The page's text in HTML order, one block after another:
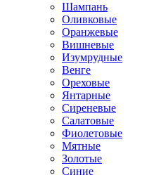
Шампань
Оливковые
Оранжевые
Вишневые
Изумрудные
Венге
Ореховые
Янтарные
Сиреневые
Салатовые
Фиолетовые
Мятные
Золотые
Синие